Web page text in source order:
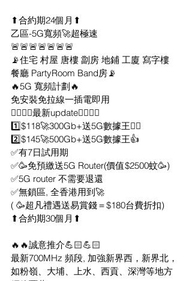
⬆合約期24個月⬆
乙區-5G寬頻🚀超極速
🚨🚨🚨🚨🚨🚨🚨
📡住宅 村屋 唐樓 劏房 地鋪 工廈 寫字樓
餐廳 PartyRoom Band房📡
🔥5G 寬頻計劃🔥
免安裝免拉線一插電即用
👇🏻👇🏻最新update👇🏻👇🏻
1️⃣$118🚀300Gb+送5G數據王👍🏻
2️⃣$145🚀500Gb+送5G數據王👍
✅有7日試用期
✅🥳免預繳送5G Router(價值$2500蚊🥳)
✅5G router 不需要退還
✅無鎖區, 全香港用到🚀
( 🥳超凡禮遇送易賞錢＝$180台費折扣)
⬆合約期30個月⬆
🔥🔥誠意推介💪🏻💪🏻
最新700MHz 頻段, 加強新界西，新界北，
如粉嶺、大埔、上水、西貢、深灣等地方